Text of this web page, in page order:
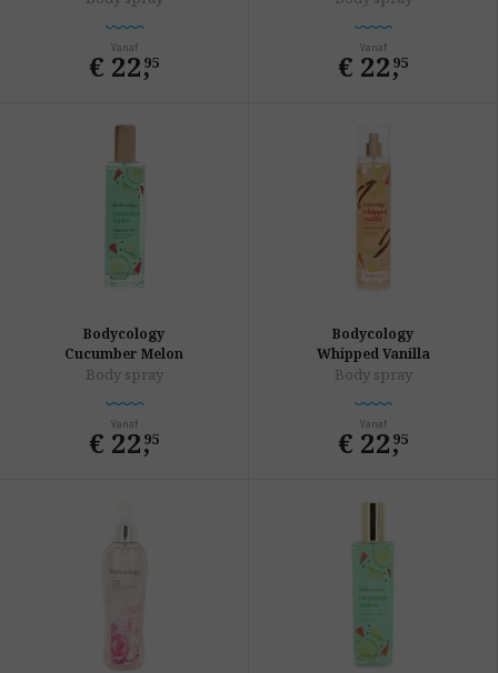
Vanaf
€ 22,
95
Vanaf
€ 22,
95
Bodycology
Cucumber Melon
Body spray
Vanaf
€ 22,
95
Bodycology
Whipped Vanilla
Body spray
Vanaf
€ 22,
95